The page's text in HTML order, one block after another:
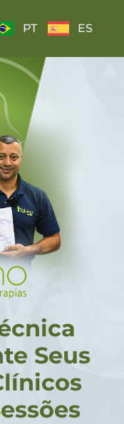
PT ES
Seus